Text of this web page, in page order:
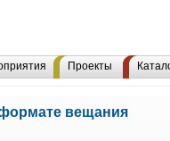
Проекты
вещания